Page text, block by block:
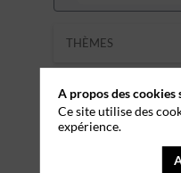
THÈMES
A propos des cookies
Ce site utilise des
expérience.